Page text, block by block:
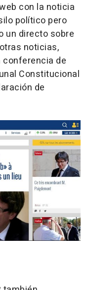
con la noticia
político pero
un directo sobre
noticias,
conferencia de
Constitucional
de